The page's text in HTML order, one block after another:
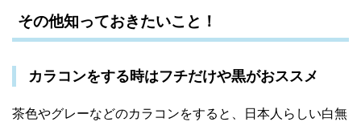
その他知っておきたいこと！
カラコンをする時はフチだけや黒がおススメ
茶色やグレーなどのカラコンをすると、日本人らしい白無